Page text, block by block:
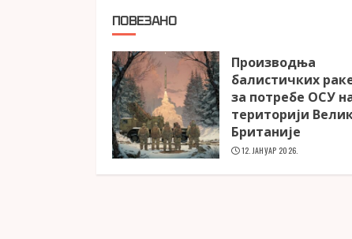
ПОВЕЗАНО
Производња
балистичких
за потребе ОСУ
територији
Британије
12. ЈАНУАР 2026.